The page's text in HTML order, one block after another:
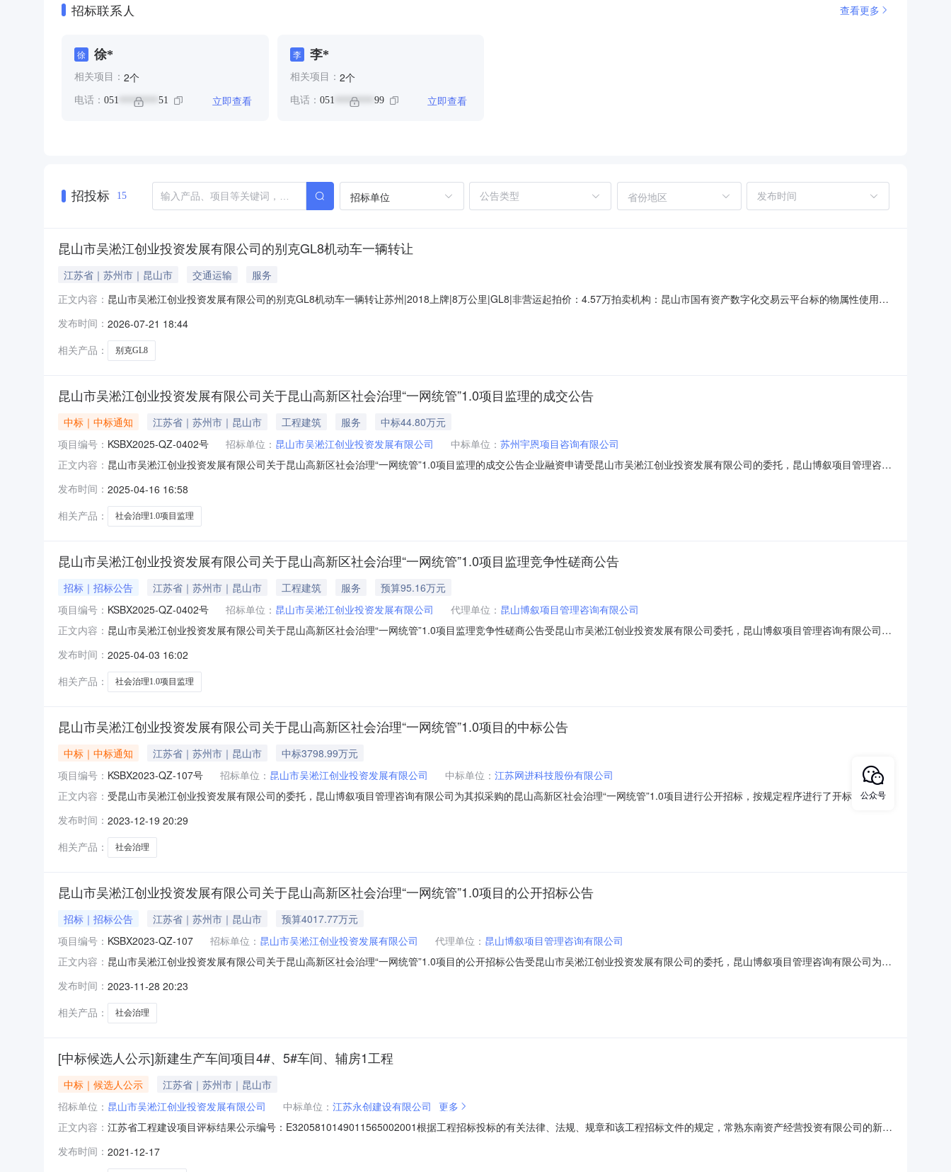
招标联系人 查看更多
徐 徐*
相关项目： 2个
电话： 051 ******** 51 立即查看
李 李*
相关项目： 2个
电话： 051 ******** 99 立即查看
招投标 15 招标单位 省份地区
昆山市吴淞江创业投资发展有限公司的别克GL8机动车一辆转让
江苏省｜苏州市｜昆山市 交通运输
服务
正文内容： 昆山市吴淞江创业投资发展有限公司的别克GL8机动车一辆转让苏州|2018上牌|8万公里|GL8|非营运起拍价：4.57万拍卖机构：昆山市国有资产数字化交易云平台标的物属性使用情
过户手续标的物名称别克GL8车辆所有人昆山市吴淞江创业投资发展有限公司所在地江苏省昆山市虹桥路258号车辆附属物产权证一本、行驶证一本、车辆钥匙一把车辆型号别克
GL8车架号
发布时间： 2026-07-21 18:44
相关产品：
别克GL8
昆山市吴淞江创业投资发展有限公司关于昆山高新区社会治理“一网统管”1.0项目监理的成交公告
中标｜中标通知 江苏省｜苏州市｜昆山市 工程建筑 服务
中标44.80万元
项目编号： KSBX2025-QZ-0402号 招标单位： 昆山市吴淞江创业投资发展有限公司 中标单位： 苏州宇恩项目咨询有限公司
正文内容： 昆山市吴淞江创业投资发展有限公司关于昆山高新区社会治理“一网统管”1.0项目监理的成交公告企业融资申请受昆山市吴淞江创业投资发展有限公司的委托，昆山博叙项目管理咨询
QZ-0402号二、采购项目名称：昆山高新区社会治理“一网统管”1.0项目监理三、公告媒体及日期：公告媒体：苏州公共资源交易平台-昆山分中心公告日期：2025年04月03日四、评
标信息
发布时间： 2025-04-16 16:58
相关产品：
社会治理1.0项目监理
昆山市吴淞江创业投资发展有限公司关于昆山高新区社会治理“一网统管”1.0项目监理竞争性磋商公告
招标｜招标公告 江苏省｜苏州市｜昆山市 工程建筑 服务
预算95.16万元
项目编号： KSBX2025-QZ-0402号 招标单位： 昆山市吴淞江创业投资发展有限公司 代理单位： 昆山博叙项目管理咨询有限公司
正文内容： 昆山市吴淞江创业投资发展有限公司关于昆山高新区社会治理“一网统管”1.0项目监理竞争性磋商公告受昆山市吴淞江创业投资发展有限公司委托，昆山博叙项目管理咨询有限公司对
社会治理“一网统管”1.0项目监理三、服务期限：自合同签订后至项目结算审计结束（具体按甲方要求）四、供应商资质要求1.响应供应商必须向招标代理机构提供以下资格预审材料
（购买标书请将
发布时间： 2025-04-03 16:02
相关产品：
社会治理1.0项目监理
昆山市吴淞江创业投资发展有限公司关于昆山高新区社会治理“一网统管”1.0项目的中标公告
中标｜中标通知 江苏省｜苏州市｜昆山市
中标3798.99万元
项目编号： KSBX2023-QZ-107号 招标单位： 昆山市吴淞江创业投资发展有限公司 中标单位： 江苏网进科技股份有限公司
正文内容： 受昆山市吴淞江创业投资发展有限公司的委托，昆山博叙项目管理咨询有限公司为其拟采购的昆山高新区社会治理“一网统管”1.0项目进行公开招标，按规定程序进行了开标、评标、
资源交易信息网公告日期：2023年11月28日四、评标信息：开标时间：2023年12月19日13:30开标地点：昆山市前进西路万象汇商业中心2号楼1211室评标委员会名单：王为光、
发布时间： 2023-12-19 20:29
相关产品：
社会治理
昆山市吴淞江创业投资发展有限公司关于昆山高新区社会治理“一网统管”1.0项目的公开招标公告
招标｜招标公告 江苏省｜苏州市｜昆山市
预算4017.77万元
项目编号： KSBX2023-QZ-107 招标单位： 昆山市吴淞江创业投资发展有限公司 代理单位： 昆山博叙项目管理咨询有限公司
正文内容： 昆山市吴淞江创业投资发展有限公司关于昆山高新区社会治理“一网统管”1.0项目的公开招标公告受昆山市吴淞江创业投资发展有限公司的委托，昆山博叙项目管理咨询有限公司为其
网统管”1.0项目。三、合同履行期限：合同签订后1年内交付完成。四、投标人资质要求本项目采用资格预审，投标人需将以下文件或证明文件（复印件并加盖单位公章，一式两
份）单独装订成册。
发布时间： 2023-11-28 20:23
相关产品：
社会治理
[中标候选人公示]新建生产车间项目4#、5#车间、辅房1工程
中标｜候选人公示
江苏省｜苏州市｜昆山市
招标单位： 昆山市吴淞江创业投资发展有限公司 中标单位： 江苏永创建设有限公司 更多
正文内容： 江苏省工程建设项目评标结果公示编号：E3205810149011565002001根据工程招标投标的有关法律、法规、规章和该工程招标文件的规定，常熟东南资产经营投资有限公司的新建
标候选人情况第一名第二名第三名中标候选人名称江苏永创建设有限公司江苏永丰建设集团有限公司江苏凯翔建设集团有限公司投标报价(万元)1216.1616291225.7585751220
发布时间： 2021-12-17
公众号